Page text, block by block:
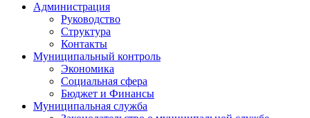
Администрация
Руководство
Структура
Контакты
Муниципальный контроль
Экономика
Социальная сфера
Бюджет и Финансы
Муниципальная служба